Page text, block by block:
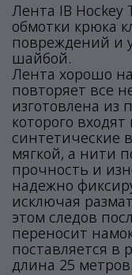
Лента IB Hockey
обмотки крюка
повреждений и
шайбой.
Лента хорошо
повторяет все
изготовлена из
которого
синтетические
мягкой, а нити
прочность и
надежно
исключая
этом следов
переносит
поставляется
длина 25 метров.